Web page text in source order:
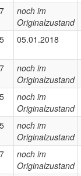
noch im
Originalzustand
05.01.2018
noch im
Originalzustand
noch im
Originalzustand
noch im
Originalzustand
noch im
Originalzustand